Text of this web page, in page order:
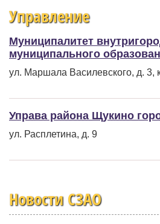
Управление
Муниципалитет
муниципального
ул. Маршала Василевского, д. 3,
Управа района Щукино
ул. Расплетина, д. 9
Новости СЗАО